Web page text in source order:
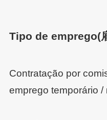
Tipo de emprego(
Contratação por
emprego temporário /